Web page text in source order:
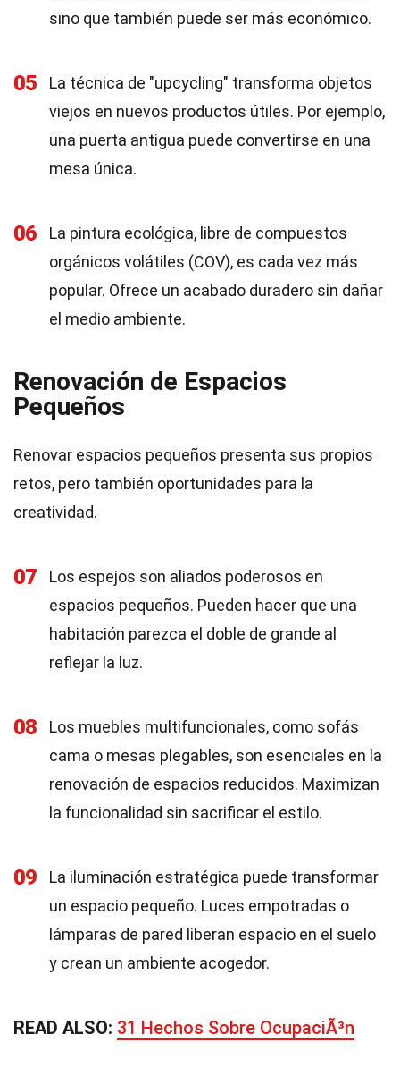
sino que también puede ser más económico.
05
La técnica de "upcycling" transforma objetos
viejos en nuevos productos útiles. Por ejemplo,
una puerta antigua puede convertirse en una
mesa única.
06
La pintura ecológica, libre de compuestos
orgánicos volátiles (COV), es cada vez más
popular. Ofrece un acabado duradero sin dañar
el medio ambiente.
Renovación de Espacios
Pequeños
Renovar espacios pequeños presenta sus propios
retos, pero también oportunidades para la
creatividad.
07
Los espejos son aliados poderosos en
espacios pequeños. Pueden hacer que una
habitación parezca el doble de grande al
reflejar la luz.
08
Los muebles multifuncionales, como sofás
cama o mesas plegables, son esenciales en la
renovación de espacios reducidos. Maximizan
la funcionalidad sin sacrificar el estilo.
09
La iluminación estratégica puede transformar
un espacio pequeño. Luces empotradas o
lámparas de pared liberan espacio en el suelo
y crean un ambiente acogedor.
READ ALSO: 31 Hechos Sobre OcupaciÃ³n